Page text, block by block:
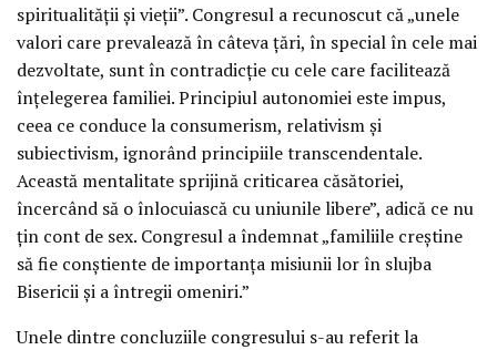
spiritualităţii şi vieţii”. Congresul a recunoscut că „unele
valori care prevalează în câteva ţări, în special în cele mai
dezvoltate, sunt în contradicţie cu cele care facilitează
înţelegerea familiei. Principiul autonomiei este impus,
ceea ce conduce la consumerism, relativism şi
subiectivism, ignorând principiile transcendentale.
Această mentalitate sprijină criticarea căsătoriei,
încercând să o înlocuiască cu uniunile libere”, adică ce nu
ţin cont de sex. Congresul a îndemnat „familiile creştine
să fie conştiente de importanţa misiunii lor în slujba
Bisericii şi a întregii omeniri.”
Unele dintre concluziile congresului s-au referit la